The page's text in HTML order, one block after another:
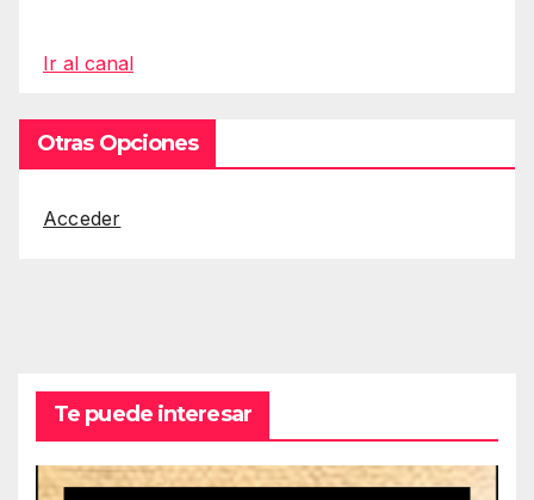
Ir al canal
Otras Opciones
Acceder
Te puede interesar